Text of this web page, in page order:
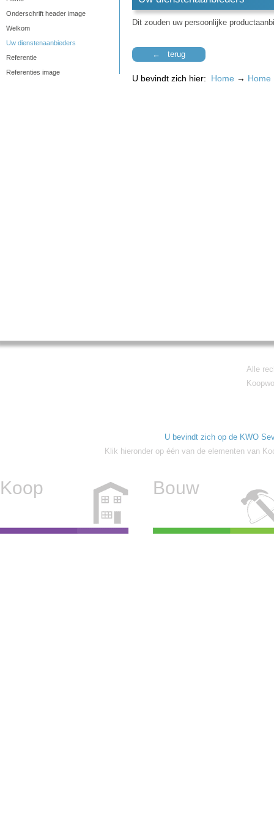
Onderschrift header image
Welkom
Uw dienstenaanbieders
Referentie
Referenties image
Dit zouden uw persoonlijke
← terug
U bevindt zich hier: Home → Home
Alle
U bevindt zich op de KWO
Klik hieronder op één van de elementen van
Koop Bouw